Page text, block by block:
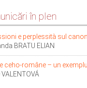
în plen
e perplessità sul
BRATU ELIAN
ceho-române – un